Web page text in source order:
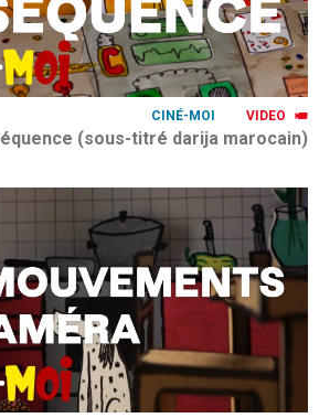
VIDEO
CINÉ-MOI
(sous-titré darija marocain)